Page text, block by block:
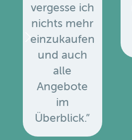
vergesse ich
nichts mehr
einzukaufen
und auch
alle
Angebote
im
Überblick.”